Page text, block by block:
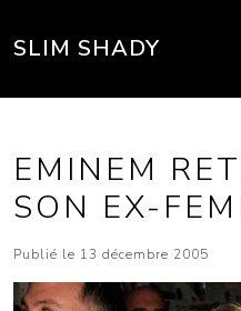
SLIM SHADY
EMINEM
SON EX-
Publié le 13 décembre 2005